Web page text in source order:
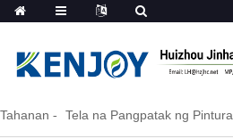
Tahanan Tela na Pangpatak ng Pintura